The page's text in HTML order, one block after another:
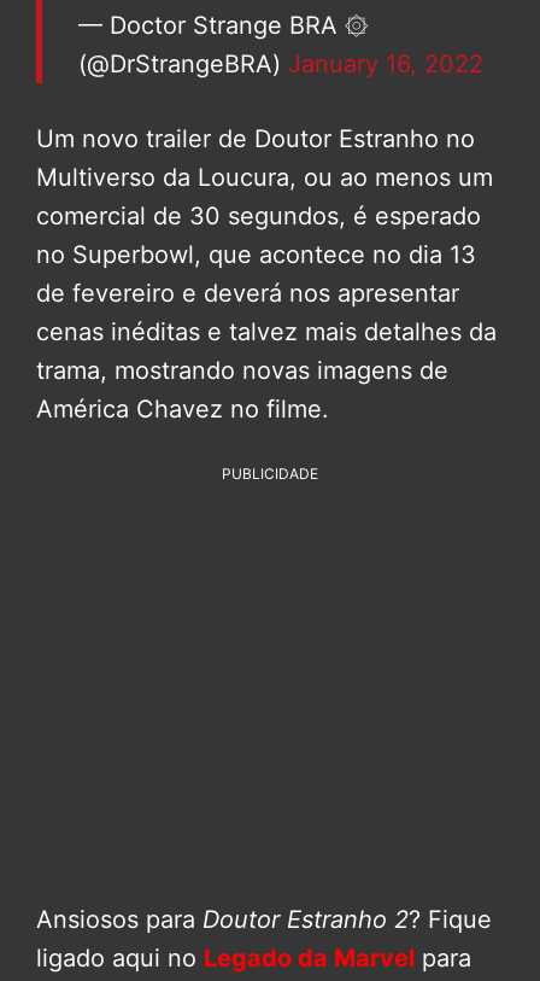
— Doctor Strange BRA ۞
(@DrStrangeBRA) January 16, 2022
Um novo trailer de Doutor Estranho no
Multiverso da Loucura, ou ao menos um
comercial de 30 segundos, é esperado
no Superbowl, que acontece no dia 13
de fevereiro e deverá nos apresentar
cenas inéditas e talvez mais detalhes da
trama, mostrando novas imagens de
América Chavez no filme.
PUBLICIDADE
Ansiosos para Doutor Estranho 2? Fique
ligado aqui no Legado da Marvel para